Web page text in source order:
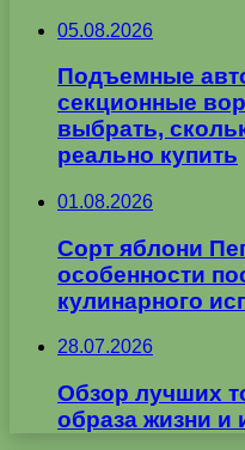
05.08.2026
Подъемные
секционные
выбрать,
реально купить
01.08.2026
Сорт яблони
особенности
кулинарного
28.07.2026
Обзор лучших
образа жизни и